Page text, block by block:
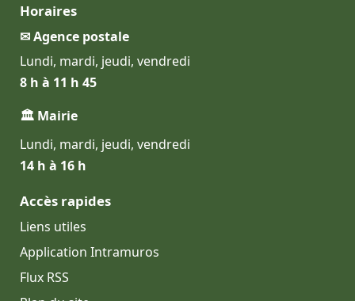
Horaires
✉ Agence postale
Lundi, mardi, jeudi, vendredi
8 h à 11 h 45
🏛 Mairie
Lundi, mardi, jeudi, vendredi
14 h à 16 h
Accès rapides
Liens utiles
Application Intramuros
Flux RSS